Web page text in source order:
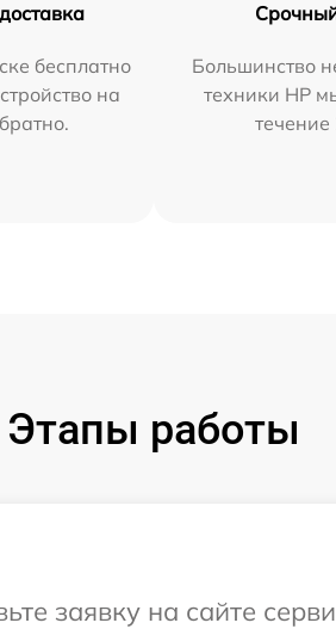
бесплатно
на
Большинство
техники HP
течение
Этапы работы
заявку на сайте